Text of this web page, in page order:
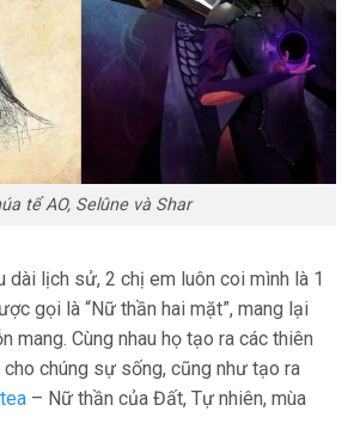
tể AO, Selûne và Shar
dài lịch sử, 2 chị em luôn coi mình là 1
gọi là “Nữ thần hai mặt”, mang lại
mang. Cùng nhau họ tạo ra các thiên
chúng sự sống, cũng như tạo ra
– Nữ thần của Đất, Tự nhiên, mùa